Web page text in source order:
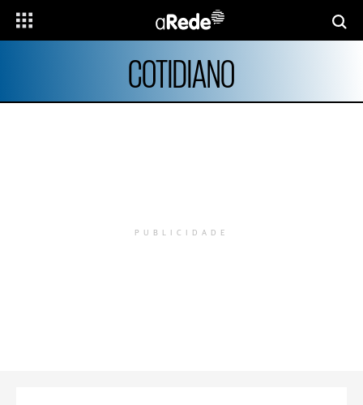
COTIDIANO
PUBLICIDADE